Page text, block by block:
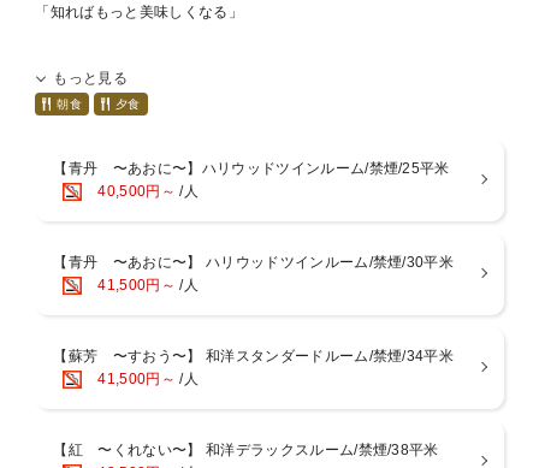
「知ればもっと美味しくなる」
カウンター6席限定の特別なレストランで、新しい奈良に出逢うジビ
エ料理をお楽しみください。
◆コースメニュー一例
【紅葉鳥の可能性】鹿3種の味わい
【聖武帝】愛媛今治みかん猪のスパイス風味
【頭隠して尻隠さず】キジと大和野菜のクリーム煮込み
【驚心動魄】山口県産ヌートリアのロースト
【宮古島】孔雀の自家製ハムと奈良県産飛鳥ルビーの生姜麺
※季節や仕入れ状況によって内容が替わる場合がございます
もっと見る
朝食 夕食
【青丹 〜あおに〜】ハリウッドツインルーム/禁煙/25平米
40,500円～ /人
【青丹 〜あおに〜】 ハリウッドツインルーム/禁煙/30平米
41,500円～ /人
【蘇芳 〜すおう〜】 和洋スタンダードルーム/禁煙/34平米
41,500円～ /人
【紅 〜くれない〜】 和洋デラックスルーム/禁煙/38平米